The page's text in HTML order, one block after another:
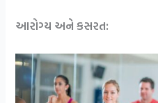
આરોગ્ય અને કસરત: